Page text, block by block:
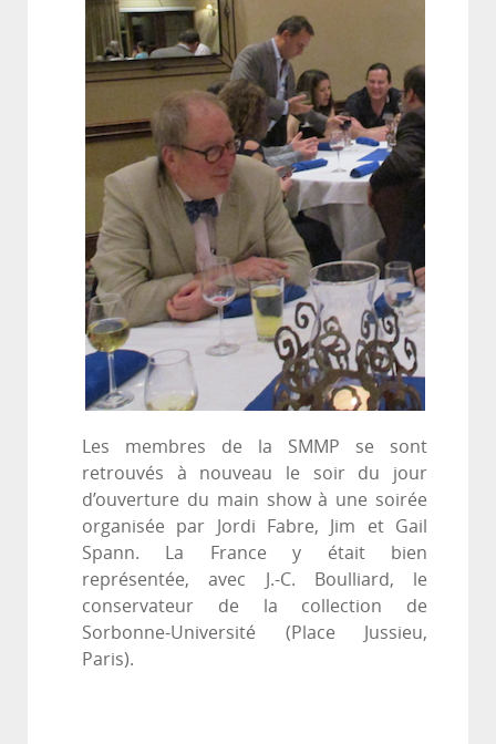
Les membres de la SMMP se sont
retrouvés à nouveau le soir du jour
d’ouverture du main show à une soirée
organisée par Jordi Fabre, Jim et Gail
Spann. La France y était bien
représentée, avec J.-C. Boulliard, le
conservateur de la collection de
Sorbonne-Université (Place Jussieu,
Paris).